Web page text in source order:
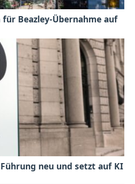
Beazley-Übernahme auf
neu und setzt auf KI